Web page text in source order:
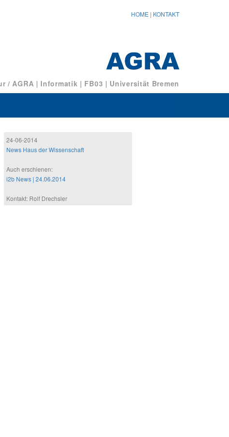
HOME | KONTAKT
/ AGRA | Informatik | FB03 | Universität Bremen
24-06-2014
News Haus der Wissenschaft
Auch erschienen:
i2b News | 24.06.2014
Kontakt: Rolf Drechsler